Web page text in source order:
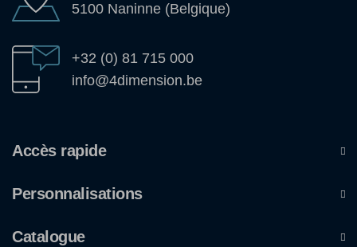
5100 Naninne (Belgique)
+32 (0) 81 715 000
info@4dimension.be
Accès rapide
Personnalisations
Catalogue